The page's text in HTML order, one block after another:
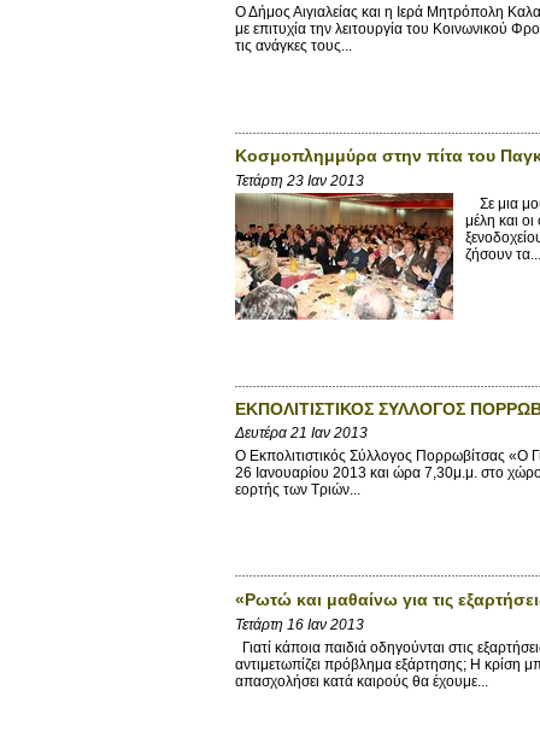
Ο Δήμος Αιγιαλείας και η Ιερά Μητρόπολη
με επιτυχία την λειτουργία του Κοινωνικού
τις ανάγκες τους...
Κοσμοπλημμύρα στην πίτα του
Τετάρτη 23 Ιαν 2013
Σε μια
μέλη και
ζήσουν τα...
ΕΚΠΟΛΙΤΙΣΤΙΚΟΣ ΣΥΛΛΟΓΟΣ
Δευτέρα 21 Ιαν 2013
Ο Εκπολιτιστικός Σύλλογος Πορρωβίτσας «Ο
26 Ιανουαρίου 2013 και ώρα 7,30μ.μ. στο
εορτής των Τριών...
«Ρωτώ και μαθαίνω για τις
Τετάρτη 16 Ιαν 2013
Γιατί κάποια παιδιά οδηγούνται στις
αντιμετωπίζει πρόβλημα εξάρτησης; Η κρίση
απασχολήσει κατά καιρούς θα έχουμε...